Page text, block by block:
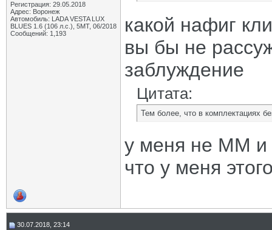
Регистрация: 29.05.2018
Адрес: Воронеж
Автомобиль: LADA VESTA LUX
BLUES 1.6 (106 л.с.), 5МТ, 06/2018
Сообщений: 1,193
какой нафиг
вы бы не
заблуждение
Цитата:
Тем более, что в комплектациях
у меня не ММ и
что у меня
30.07.2018, 23:14